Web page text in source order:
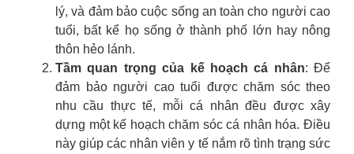
lý, và đảm bảo cuộc sống an toàn cho người cao
tuổi, bất kể họ sống ở thành phố lớn hay nông
thôn hẻo lánh.
Tầm quan trọng của kế hoạch cá nhân: Để
đảm bảo người cao tuổi được chăm sóc theo
nhu cầu thực tế, mỗi cá nhân đều được xây
dựng một kế hoạch chăm sóc cá nhân hóa. Điều
này giúp các nhân viên y tế nắm rõ tình trạng sức